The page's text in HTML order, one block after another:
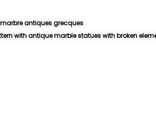
antiques grecques
with antique marble statues with broken